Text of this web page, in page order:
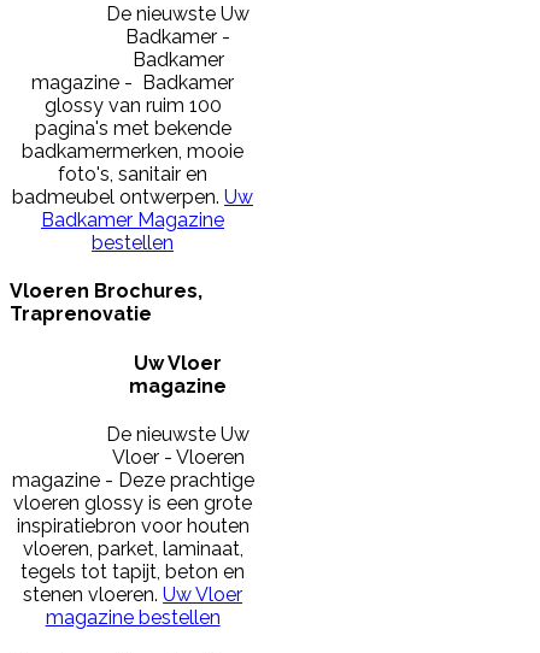
De nieuwste Uw
Badkamer -
Badkamer
magazine - Badkamer
glossy van ruim 100
pagina's met bekende
badkamermerken, mooie
foto's, sanitair en
badmeubel ontwerpen.Uw
Badkamer Magazine
bestellen
Vloeren Brochures,
Traprenovatie
Uw Vloer
magazine
De nieuwste Uw
Vloer - Vloeren
magazine - Deze prachtige
vloeren glossy is een grote
inspiratiebron voor houten
vloeren, parket, laminaat,
tegels tot tapijt, beton en
stenen vloeren.Uw Vloer
magazine bestellen